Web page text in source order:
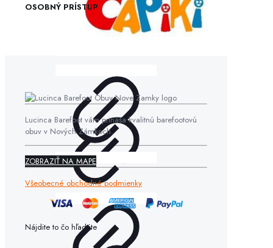
OSOBNÝ PRÍSTUP
Lucinca Barefoot vám prináša kvalitnú barefootovú
obuv v Nových Zámkoch.
ZOBRAZIŤ NA MAPE
Všeobecné obchodné podmienky
Nájdite to čo hľadáte